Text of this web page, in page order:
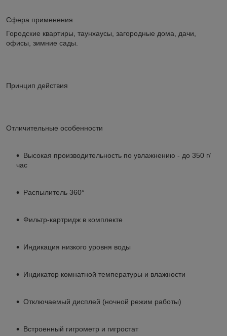
Сфера применения
Городские квартиры, таунхаусы, загородные дома, дачи,
офисы, зимние сады.
Принцип действия
Отличительные особенности
Высокая производительность по увлажнению - до 350 г/
час
Распылитель 360°
Фильтр-картридж в комплекте
Индикация низкого уровня воды
Индикатор комнатной температуры и влажности
Отключаемый дисплей (ночной режим работы)
Встроенный гигрометр и гигростат